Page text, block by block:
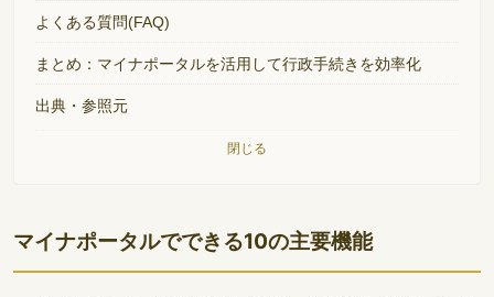
よくある質問(FAQ)
まとめ：マイナポータルを活用して行政手続きを効率化
出典・参照元
閉じる
マイナポータルでできる10の主要機能